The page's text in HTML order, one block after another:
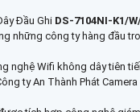
Đầu Ghi DS-7104NI-K1/
những công ty hàng đầu
nghệ Wifi không dây tiên
ty An Thành Phát